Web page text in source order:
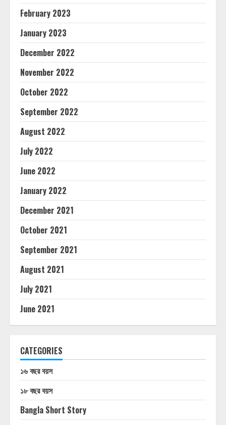
February 2023
January 2023
December 2022
November 2022
October 2022
September 2022
August 2022
July 2022
June 2022
January 2022
December 2021
October 2021
September 2021
August 2021
July 2021
June 2021
CATEGORIES
১৬ বছর বয়স
১৮ বছর বয়স
Bangla Short Story